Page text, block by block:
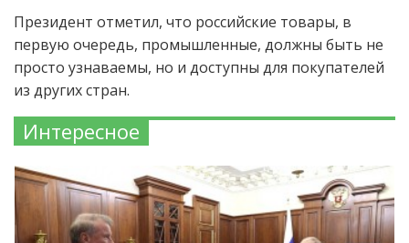
Президент отметил, что российские товары, в
первую очередь, промышленные, должны быть не
просто узнаваемы, но и доступны для покупателей
из других стран.
Интересное